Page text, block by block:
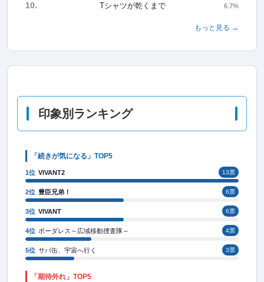
10. Tシャツが乾くまで 6.7%
もっと見る →
印象別ランキング
「続きが気になる」TOP5
1位 VIVANT2 13票
2位 豊臣兄弟！ 6票
3位 VIVANT 6票
4位 ボーダレス～広域移動捜査隊～ 4票
5位 サバ缶、宇宙へ行く 3票
「期待外れ」TOP5